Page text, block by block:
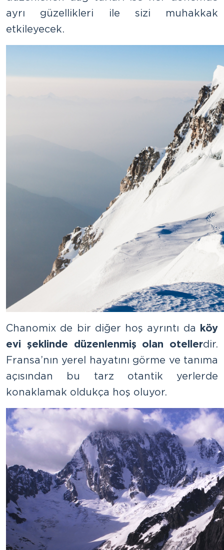
ayrı güzellikleri ile sizi muhakkak
etkileyecek.
Chanomix de bir diğer hoş ayrıntı da köy
evi şeklinde düzenlenmiş olan otellerdir.
Fransa’nın yerel hayatını görme ve tanıma
açısından bu tarz otantik yerlerde
konaklamak oldukça hoş oluyor.